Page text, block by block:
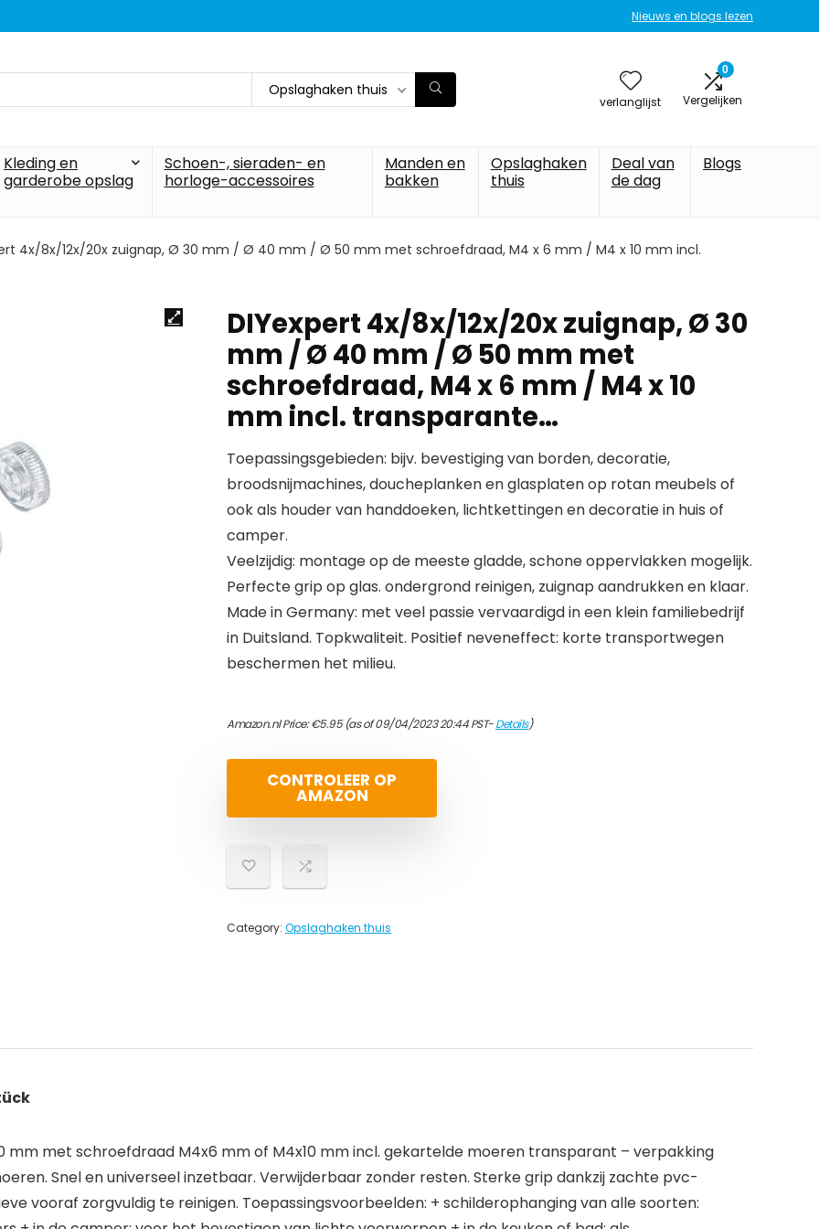
Nieuws en blogs lezen
Opslaghaken thuis
verlanglijst
0
Vergelijken
Kleding en
garderobe opslag
Schoen-, sieraden- en
horloge-accessoires
Manden en
bakken
Opslaghaken
thuis
Deal van
de dag
Blogs
4x/8x/12x/20x zuignap, Ø 30 mm / Ø 40 mm / Ø 50 mm met schroefdraad, M4 x 6 mm / M4 x 10 mm incl.
DIYexpert 4x/8x/12x/20x zuignap, Ø 30
mm / Ø 40 mm / Ø 50 mm met
schroefdraad, M4 x 6 mm / M4 x 10
mm incl. transparante…
Toepassingsgebieden: bijv. bevestiging van borden, decoratie,
broodsnijmachines, doucheplanken en glasplaten op rotan meubels of
ook als houder van handdoeken, lichtkettingen en decoratie in huis of
camper.
Veelzijdig: montage op de meeste gladde, schone oppervlakken mogelijk.
Perfecte grip op glas. ondergrond reinigen, zuignap aandrukken en klaar.
Made in Germany: met veel passie vervaardigd in een klein familiebedrijf
in Duitsland. Topkwaliteit. Positief neveneffect: korte transportwegen
beschermen het milieu.
Amazon.nl Price:€5.95(as of 09/04/2023 20:44 PST-Details)
CONTROLEER OP
AMAZON
Category: Opslaghaken thuis
met schroefdraad M4x6 mm of M4x10 mm incl. gekartelde moeren transparant – verpakking
Snel en universeel inzetbaar. Verwijderbaar zonder resten. Sterke grip dankzij zachte pvc-
vooraf zorgvuldig te reinigen. Toepassingsvoorbeelden: + schilderophanging van alle soorten: